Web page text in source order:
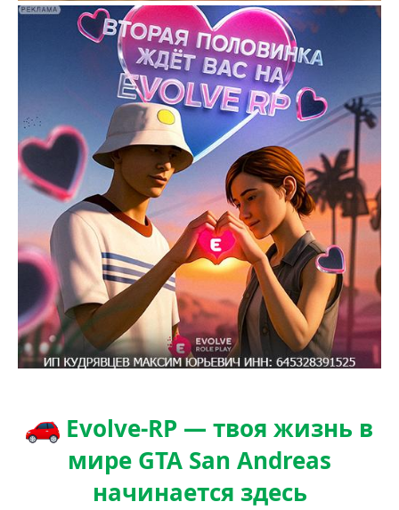
Evolve-RP — твоя жизнь в
мире GTA San Andreas
начинается здесь